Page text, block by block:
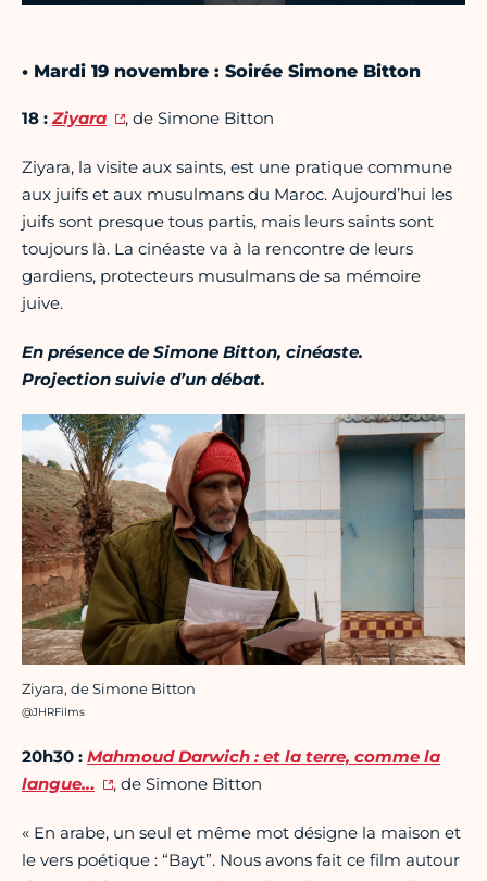
• Mardi 19 novembre : Soirée Simone Bitton
18 : Ziyara , de Simone Bitton
Ziyara, la visite aux saints, est une pratique commune
aux juifs et aux musulmans du Maroc. Aujourd’hui les
juifs sont presque tous partis, mais leurs saints sont
toujours là. La cinéaste va à la rencontre de leurs
gardiens, protecteurs musulmans de sa mémoire
juive.
En présence de Simone Bitton, cinéaste.
Projection suivie d’un débat.
Ziyara, de Simone Bitton
Crédit photo :
@JHRFilms
20h30 : Mahmoud Darwich : et la terre, comme la
langue... , de Simone Bitton
« En arabe, un seul et même mot désigne la maison et
le vers poétique : “Bayt”. Nous avons fait ce film autour